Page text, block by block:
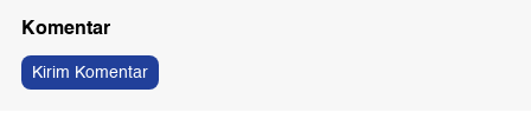
Komentar
Kirim Komentar